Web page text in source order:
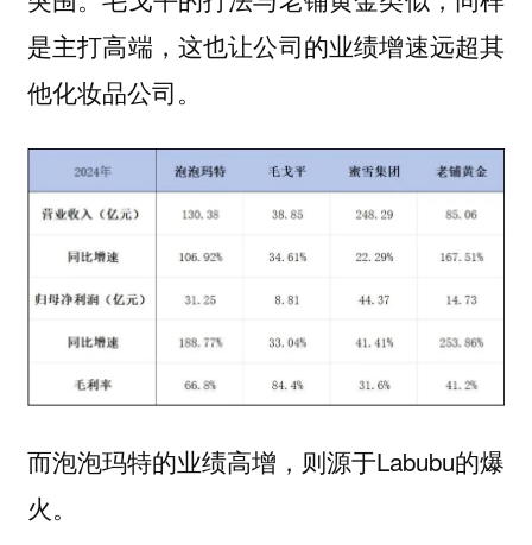
是主打高端，这也让公司的业绩增速远超其
他化妆品公司。
而泡泡玛特的业绩高增，则源于Labubu的爆
火。